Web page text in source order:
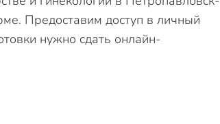
Предоставим доступ в личный
нужно сдать онлайн-